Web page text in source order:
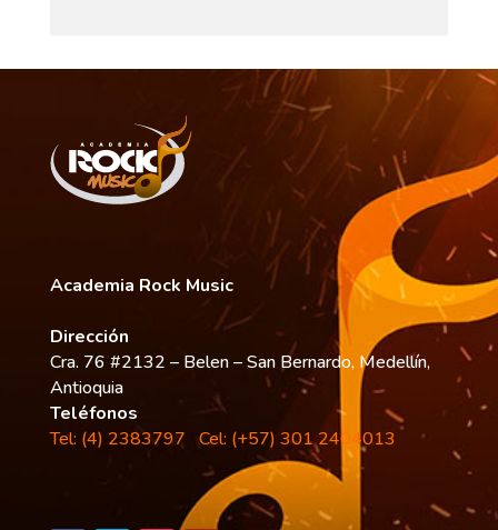
Academia Rock Music
Dirección
Cra. 76 #2132 – Belen – San Bernardo, Medellín,
Antioquia
Teléfonos
Tel: (4) 2383797Cel: (+57) 301 2404013